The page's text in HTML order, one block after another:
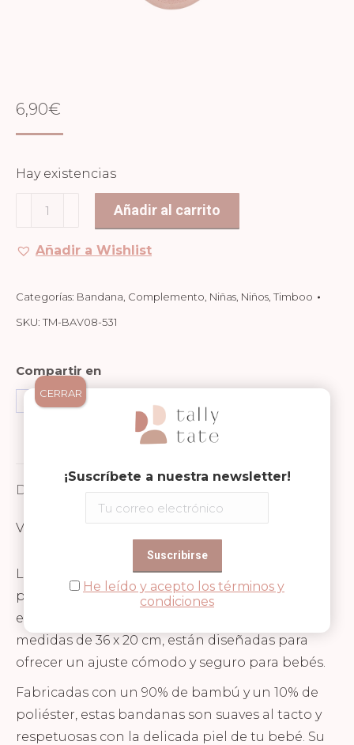
6,90€
Hay existencias
Bandana
Rose
Añadir al carrito
Añadir a Wishlist
Categorías: Bandana Complemento Niñas Niños Timboo
SKU: TM-BAV08-531
Compartir en
Share Share
Share
on
Descripción
Valoraciones (0)
Las bandanas de Timboo son el accesorio
perfecto para los más pequeños, combinando
estilo, comodidad y funcionalidad. Con unas
medidas de 36 x 20 cm, están diseñadas para
ofrecer un ajuste cómodo y seguro para bebés.
Fabricadas con un 90% de bambú y un 10% de
poliéster, estas bandanas son suaves al tacto y
respetuosas con la delicada piel de tu bebé. Su
¡Suscríbete a nuestra newsletter!
He leído y acepto los términos y
condiciones
CERRAR